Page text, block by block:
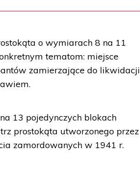
o wymiarach 8 na 11
tematom: miejsce
zamierzające do likwidacji
13 pojedynczych blokach
prostokąta utworzonego przez
zamordowanych w 1941 r.